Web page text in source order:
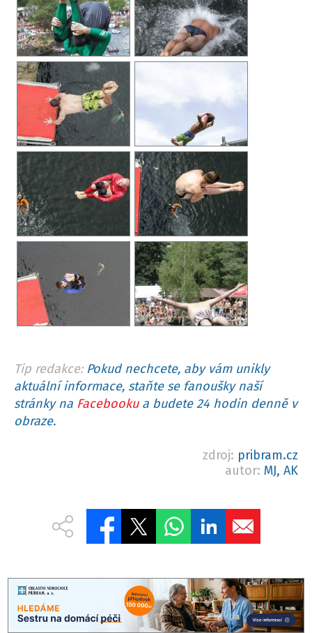
Tip redakce: Pokud nechcete, aby vám unikly
aktuální informace, staňte se fanoušky naší
stránky na Facebookua budete 24 hodin denně v
obraze.
zdroj: pribram.cz
autor: MJ, AK